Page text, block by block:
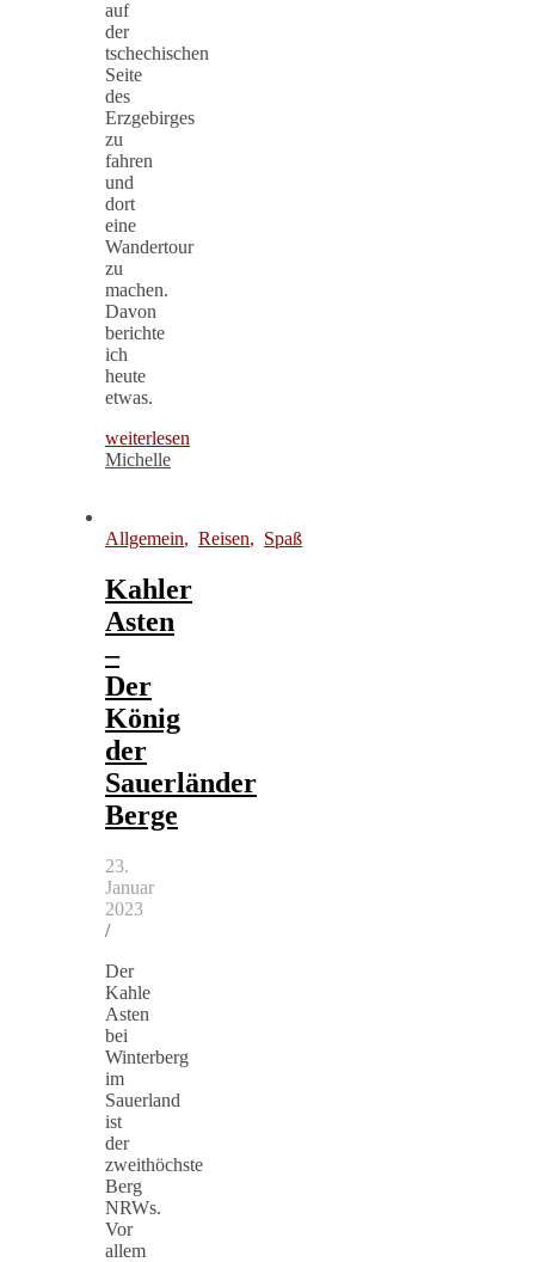
auf
der
tschechischen
Seite
des
Erzgebirges
zu
fahren
und
dort
eine
Wandertour
zu
machen.
Davon
berichte
ich
heute
etwas.
weiterlesen
Michelle
Allgemein, Reisen, Spaß
Kahler
Asten
–
Der
König
der
Sauerländer
Berge
23.
Januar
2023
/
Der
Kahle
Asten
bei
Winterberg
im
Sauerland
ist
der
zweithöchste
Berg
NRWs.
Vor
allem